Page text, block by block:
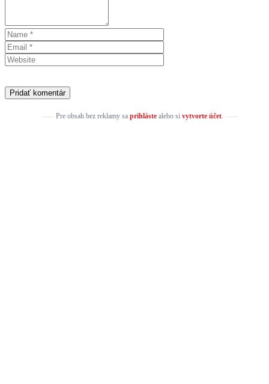
Pre obsah bez reklamy sa prihlástealebo si vytvorte účet.